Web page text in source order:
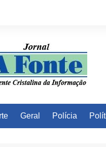
Geral Polícia